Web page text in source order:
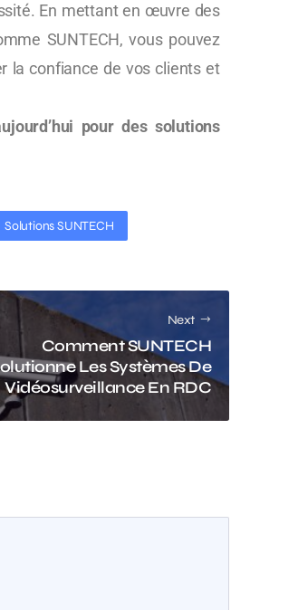
En mettant en œuvre des
SUNTECH, vous pouvez
la confiance de vos clients et
pour des solutions
Solutions SUNTECH
Next
Comment SUNTECH
Les Systèmes De
Vidéosurveillance En RDC